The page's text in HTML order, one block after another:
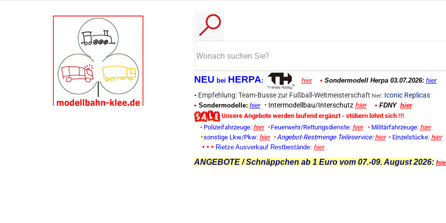
NEU bei HERPA: hier • Sondermodell Herpa 03.07.2026: hier
• Empfehlung: Team-Busse zur Fußball-Weltmeisterschaft hier: Iconic Replicas
• Sondermodelle: hier • Intermodellbau/Interschutz hier • FDNY hier
Unsere Angebote werden laufend ergänzt - stöbern lohnt sich !!!
•Polizeifahrzeuge: hier • Feuerwehr/Rettungsdienste: hier • Militärfahrzeuge: hier
• sonstige Lkw/Pkw: hier • Angebot-Restmenge Teileservice: hier • Einzelstücke: hier
• • • Rietze Ausverkauf Restbestände: hier
ANGEBOTE / Schnäppchen ab 1 Euro vom 07.-09. August 2026: